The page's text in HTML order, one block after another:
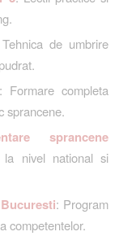
de umbrire
: Formare completa
sprancene.
sprancene
la nivel national si
: Program
competentelor.